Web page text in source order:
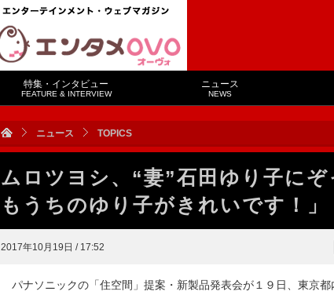
特集・インタビュー
FEATURE & INTERVIEW
ニュース
NEWS
ニュース TOPICS
ムロツヨシ、“妻”石田ゆり子に
もうちのゆり子がきれいです！」
2017年10月19日 / 17:52
パナソニックの「住空間」提案・新製品発表会が１９日、東京